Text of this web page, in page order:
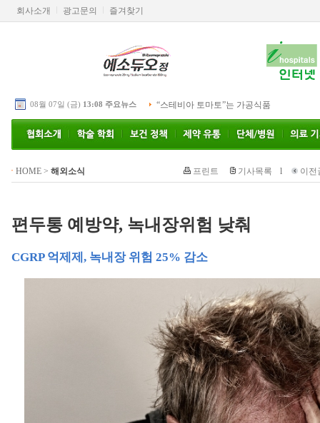
회사소개 광고문의 즐겨찾기
08월 07일 (금) 13:08 주요뉴스 “스테비아 토마토”는 가공식품
HOME> 해외소식 프린트 기사목록 l 이전
편두통 예방약, 녹내장위험 낮춰
CGRP 억제제, 녹내장 위험 25% 감소